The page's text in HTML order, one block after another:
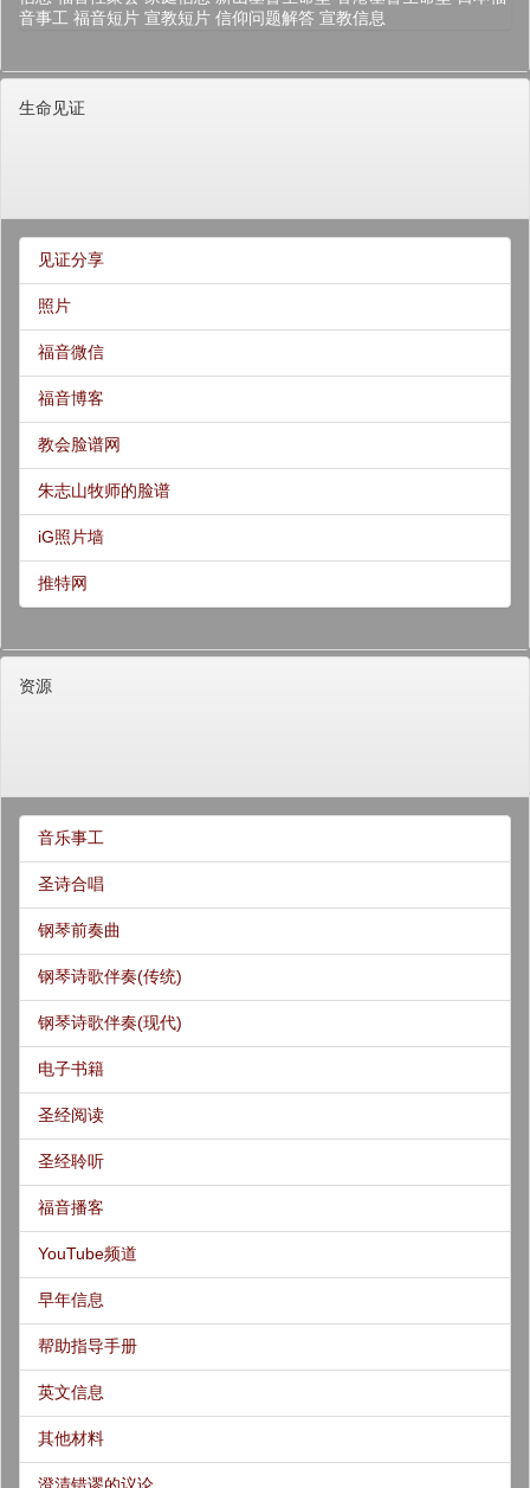
音事工 福音短片 宣教短片 信仰问题解答 宣教信息
生命见证
见证分享
照片
福音微信
福音博客
教会脸谱网
朱志山牧师的脸谱
iG照片墙
推特网
资源
音乐事工
圣诗合唱
钢琴前奏曲
钢琴诗歌伴奏(传统)
钢琴诗歌伴奏(现代)
电子书籍
圣经阅读
圣经聆听
福音播客
YouTube频道
早年信息
帮助指导手册
英文信息
其他材料